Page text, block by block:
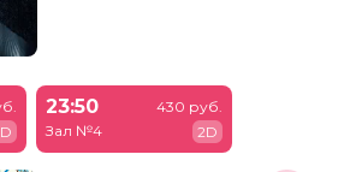
23:50
Зал №4
430 руб.
2D